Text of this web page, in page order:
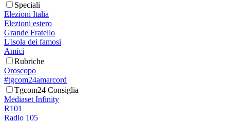
Speciali
Elezioni Italia
Elezioni estero
Grande Fratello
L'isola dei famosi
Amici
Rubriche
Oroscopo
#tgcom24amarcord
Tgcom24 Consiglia
Mediaset Infinity
R101
Radio 105